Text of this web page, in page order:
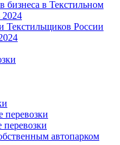
бизнеса в Текстильном
Текстильщиков России
автопарком